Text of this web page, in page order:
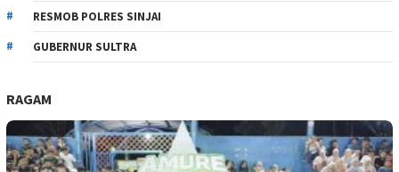
RESMOB POLRES SINJAI
GUBERNUR SULTRA
RAGAM